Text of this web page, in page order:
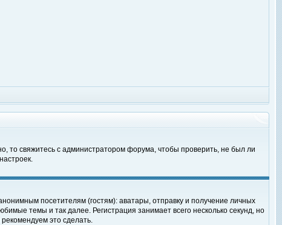
то свяжитесь с администратором форума, чтобы проверить, не был ли
посетителям (гостям): аватары, отправку и получение личных
темы и так далее. Регистрация занимает всего несколько секунд, но
это сделать.